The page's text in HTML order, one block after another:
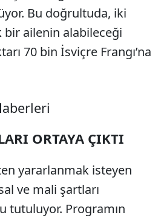
Bu doğrultuda, iki
ailenin alabileceği
70 bin İsviçre Frangı’na
ORTAYA ÇIKTI
yararlanmak isteyen
ve mali şartları
tutuluyor. Programın